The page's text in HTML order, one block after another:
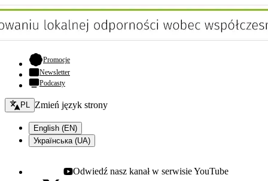
Promocje- otwiera się w nowej karcie
Newsletter
Podcasty
Zmień język - bieżący:
PL Zmień język strony
English (EN)
Українська (UA)
Youtube - otwiera się w nowej karcie
Odwiedź nasz kanał w serwisie YouTube